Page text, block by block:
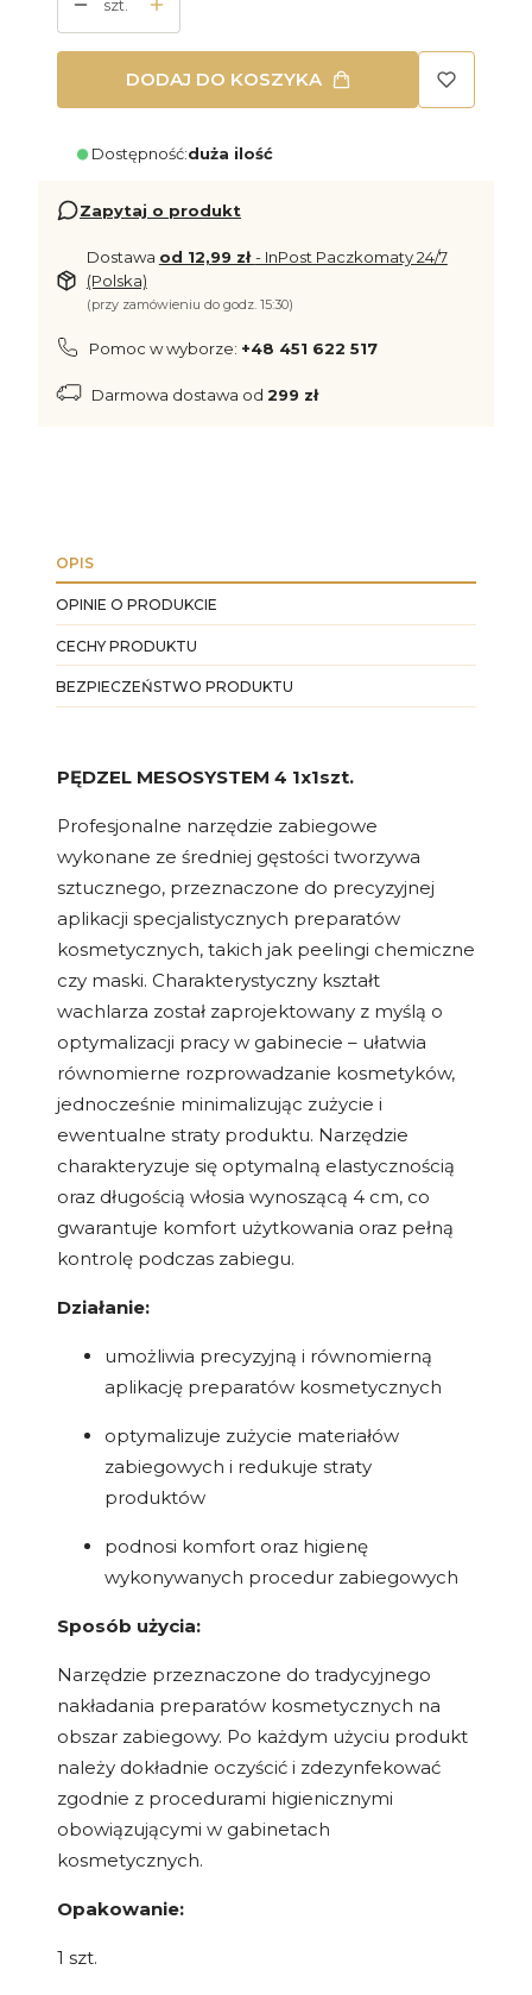
szt.
DODAJ DO KOSZYKA
Dostępność:duża ilość
Zapytaj o produkt
Dostawa od 12,99 zł- InPost Paczkomaty 24/7
(Polska)
(przy zamówieniu do godz. 15:30)
Pomoc w wyborze: +48 451 622 517
Darmowa dostawa od 299 zł
OPIS
OPINIE O PRODUKCIE
CECHY PRODUKTU
BEZPIECZEŃSTWO PRODUKTU
PĘDZEL MESOSYSTEM 4 1x1szt.
Profesjonalne narzędzie zabiegowe
wykonane ze średniej gęstości tworzywa
sztucznego, przeznaczone do precyzyjnej
aplikacji specjalistycznych preparatów
kosmetycznych, takich jak peelingi chemiczne
czy maski. Charakterystyczny kształt
wachlarza został zaprojektowany z myślą o
optymalizacji pracy w gabinecie – ułatwia
równomierne rozprowadzanie kosmetyków,
jednocześnie minimalizując zużycie i
ewentualne straty produktu. Narzędzie
charakteryzuje się optymalną elastycznością
oraz długością włosia wynoszącą 4 cm, co
gwarantuje komfort użytkowania oraz pełną
kontrolę podczas zabiegu.
Działanie:
umożliwia precyzyjną i równomierną
aplikację preparatów kosmetycznych
optymalizuje zużycie materiałów
zabiegowych i redukuje straty
produktów
podnosi komfort oraz higienę
wykonywanych procedur zabiegowych
Sposób użycia:
Narzędzie przeznaczone do tradycyjnego
nakładania preparatów kosmetycznych na
obszar zabiegowy. Po każdym użyciu produkt
należy dokładnie oczyścić i zdezynfekować
zgodnie z procedurami higienicznymi
obowiązującymi w gabinetach
kosmetycznych.
Opakowanie:
1 szt.